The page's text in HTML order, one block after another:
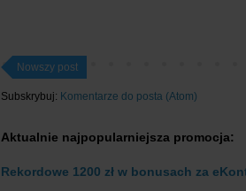
Nowszy post
Subskrybuj: Komentarze do posta (Atom)
Aktualnie najpopularniejsza promocja:
Rekordowe 1200 zł w bonusach za